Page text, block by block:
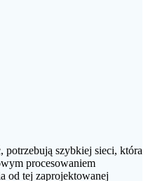
potrzebują szybkiej sieci, która
procesowaniem
od tej zaprojektowanej